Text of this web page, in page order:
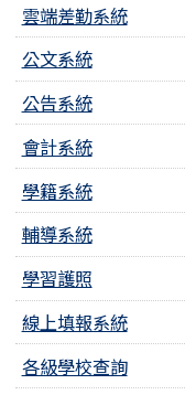
雲端差勤系統
公文系統
公告系統
會計系統
學籍系統
輔導系統
學習護照
線上填報系統
各級學校查詢